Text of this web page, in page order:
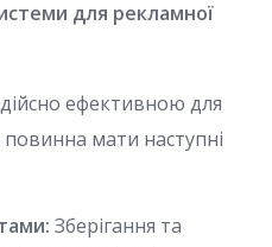
для рекламної
ефективною для
повинна мати наступні
Зберігання та